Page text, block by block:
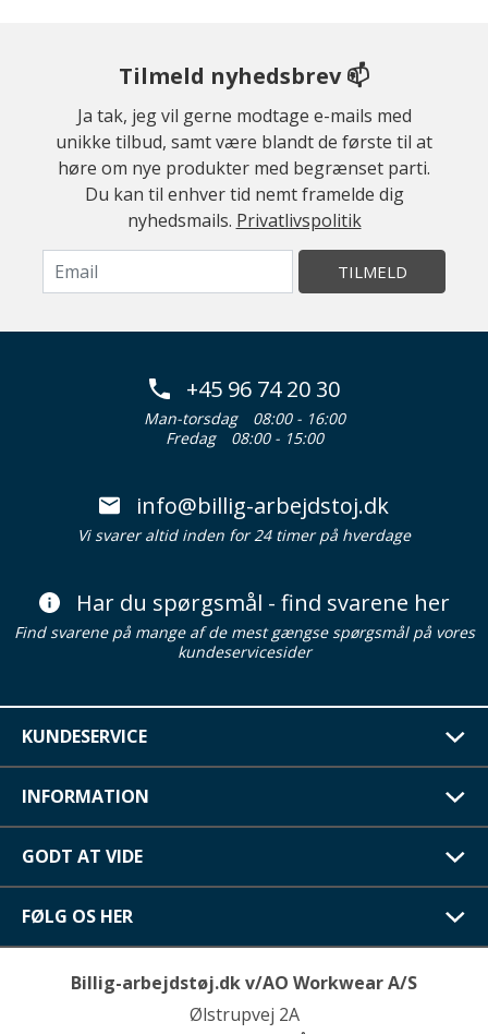
Tilmeld nyhedsbrev 📫
Ja tak, jeg vil gerne modtage e-mails med
unikke tilbud, samt være blandt de første til at
høre om nye produkter med begrænset parti.
Du kan til enhver tid nemt framelde dig
nyhedsmails. Privatlivspolitik
TILMELD
+45 96 74 20 30
Man-torsdag
08:00 - 16:00
Fredag
08:00 - 15:00
info@billig-arbejdstoj.dk
Vi svarer altid inden for 24 timer på hverdage
Har du spørgsmål - find svarene her
Find svarene på mange af de mest gængse spørgsmål på vores
kundeservicesider
KUNDESERVICE
INFORMATION
GODT AT VIDE
FØLG OS HER
Billig-arbejdstøj.dk v/AO Workwear A/S
Ølstrupvej 2A